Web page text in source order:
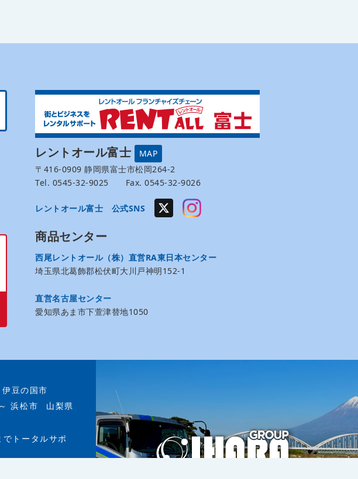
レントオール富士
MAP
〒416-0909 静岡県富士市松岡264-2
Tel. 0545-32-9025 Fax. 0545-32-9026
レントオール富士 公式SNS
商品センター
西尾レントオール（株）直営RA東日本センター
埼玉県北葛飾郡松伏町大川戸神明152-1
直営名古屋センター
愛知県あま市下萱津替地1050
伊豆の国市
浜松市 山梨県
トータルサポ